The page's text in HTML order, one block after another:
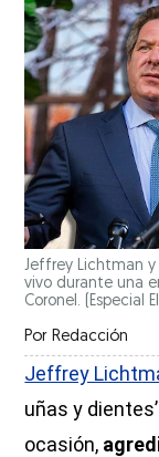
Jeffrey Lichtman
vivo durante una
Coronel.
(Especial
Por Redacción
Jeffrey
uñas y
ocasión,